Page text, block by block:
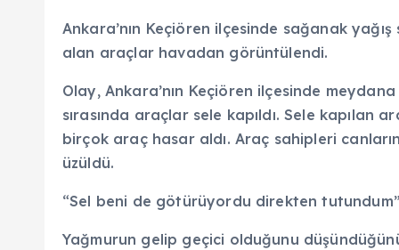
Ankara’nın Keçiören ilçesinde sağanak
alan araçlar havadan görüntülendi.
Olay, Ankara’nın Keçiören ilçesinde
sırasında araçlar sele kapıldı. Sele
birçok araç hasar aldı. Araç sahipleri
üzüldü.
“Sel beni de götürüyordu direkten tutundum”
Yağmurun gelip geçici olduğunu